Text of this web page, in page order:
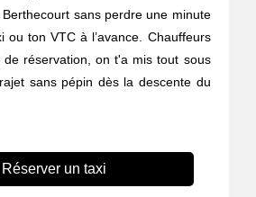
sans perdre une minute
ou ton VTC à l’avance. Chauffeurs
de réservation, on t'a mis tout sous
sans pépin dès la descente du
Réserver un taxi